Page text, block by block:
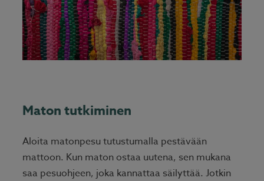
Maton tutkiminen
Aloita matonpesu tutustumalla pestävään
mattoon. Kun maton ostaa uutena, sen mukana
saa pesuohjeen, joka kannattaa säilyttää. Jotkin